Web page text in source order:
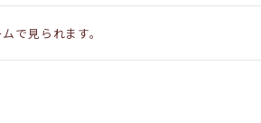
で見られます。